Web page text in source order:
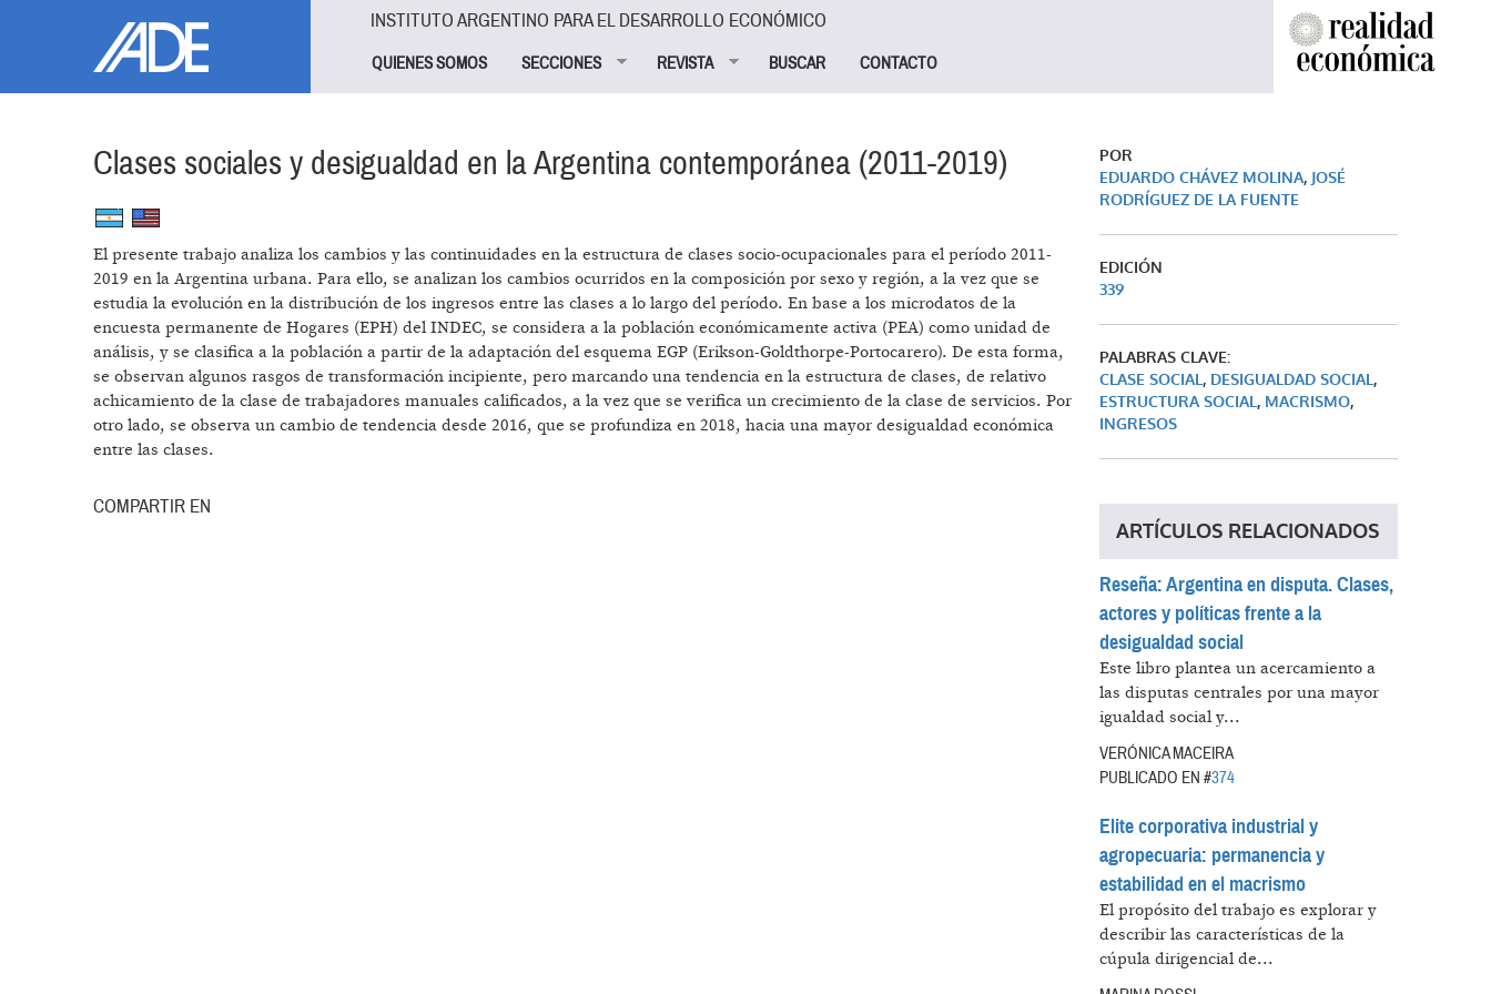
INSTITUTO ARGENTINO PARA EL DESARROLLO ECONÓMICO
QUIENES SOMOS SECCIONES REVISTA BUSCAR CONTACTO
Clases sociales y desigualdad en la Argentina contemporánea (2011-2019)
El presente trabajo analiza los cambios y las continuidades en la estructura de clases socio-ocupacionales para el período 2011-
2019 en la Argentina urbana. Para ello, se analizan los cambios ocurridos en la composición por sexo y región, a la vez que se
estudia la evolución en la distribución de los ingresos entre las clases a lo largo del período. En base a los microdatos de la
encuesta permanente de Hogares (EPH) del INDEC, se considera a la población económicamente activa (PEA) como unidad de
análisis, y se clasifica a la población a partir de la adaptación del esquema EGP (Erikson-Goldthorpe-Portocarero). De esta forma,
se observan algunos rasgos de transformación incipiente, pero marcando una tendencia en la estructura de clases, de relativo
achicamiento de la clase de trabajadores manuales calificados, a la vez que se verifica un crecimiento de la clase de servicios. Por
otro lado, se observa un cambio de tendencia desde 2016, que se profundiza en 2018, hacia una mayor desigualdad económica
entre las clases.
COMPARTIR EN
POR
EDUARDO CHÁVEZ MOLINA, JOSÉ
RODRÍGUEZ DE LA FUENTE
EDICIÓN
339
PALABRAS CLAVE:
CLASE SOCIAL, DESIGUALDAD SOCIAL,
ESTRUCTURA SOCIAL, MACRISMO,
INGRESOS
ARTÍCULOS RELACIONADOS
Reseña: Argentina en disputa. Clases,
actores y políticas frente a la
desigualdad social
Este libro plantea un acercamiento a
las disputas centrales por una mayor
igualdad social y...
VERÓNICA MACEIRA
PUBLICADO EN #374
Elite corporativa industrial y
agropecuaria: permanencia y
estabilidad en el macrismo
El propósito del trabajo es explorar y
describir las características de la
cúpula dirigencial de...